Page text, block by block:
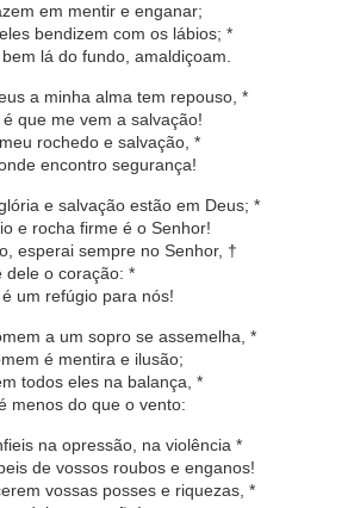
em mentir e enganar;
bendizem com os lábios; *
lá do fundo, amaldiçoam.
a minha alma tem repouso, *
que me vem a salvação!
rochedo e salvação, *
encontro segurança!
e salvação estão em Deus; *
e rocha firme é o Senhor!
esperai sempre no Senhor, †
dele o coração: *
um refúgio para nós!
a um sopro se assemelha, *
é mentira e ilusão;
todos eles na balança, *
menos do que o vento:
na opressão, na violência *
de vossos roubos e enganos!
vossas posses e riquezas, *